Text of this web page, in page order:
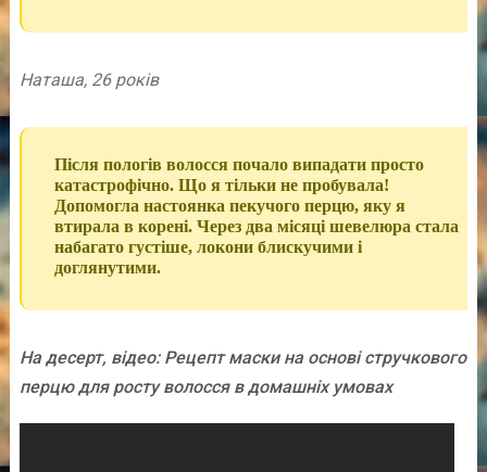
Наташа, 26 років
Після пологів волосся почало випадати просто
катастрофічно. Що я тільки не пробувала!
Допомогла настоянка пекучого перцю, яку я
втирала в корені. Через два місяці шевелюра стала
набагато густіше, локони блискучими і
доглянутими.
На десерт, відео: Рецепт маски на основі стручкового
перцю для росту волосся в домашніх умовах